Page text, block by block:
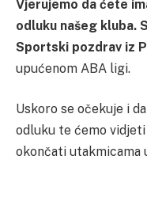
Vjerujemo da ćete
odluku našeg kluba.
Sportski pozdrav iz
upućenom ABA ligi.
Uskoro se očekuje i
odluku te ćemo vidjeti
okončati utakmicama